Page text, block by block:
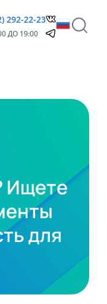
292-22-23
ДО 19:00
Ищете
для